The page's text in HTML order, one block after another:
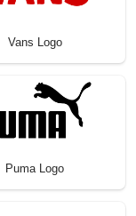
Vans Logo
Puma Logo